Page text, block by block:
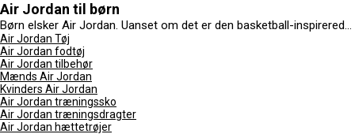
Air Jordan til børn
Børn elsker Air Jordan. Uanset om det er den basketball-inspirerede
stil eller måden, tøjet passer på, er Air Jordan-serien til børn enormt
populær. Vi har et kæmpe udvalg af tøj, fodtøj og tilbehør i vores Air
Jordan-børnekatalog, som giver alt, hvad de har brug for til hverdag,
sport og afslappede lejligheder. Både drenge og piger vil finde noget,
de elsker her, med et bredt udvalg af forskellige designs, pasformer
og stilarter, der imødekommer hver ung persons smag. For den
fulde kollektion, shopAir Jordan
Air Jordan Tøj
Air Jordan fodtøj
Air Jordan tilbehør
Mænds Air Jordan
Kvinders Air Jordan
Air Jordan træningssko
Air Jordan træningsdragter
Air Jordan hættetrøjer